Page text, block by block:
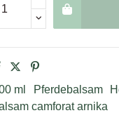
ml Pferdebalsam
camforat arnika